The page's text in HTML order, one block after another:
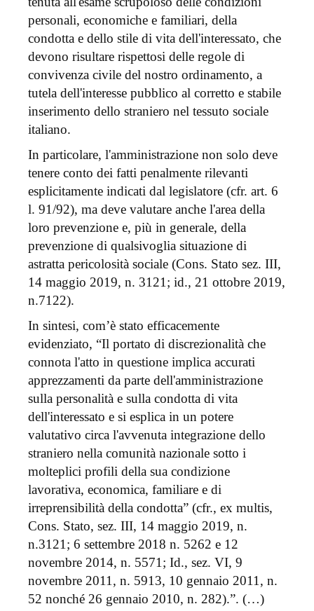
personali, economiche e familiari, della
condotta e dello stile di vita dell'interessato, che
devono risultare rispettosi delle regole di
convivenza civile del nostro ordinamento, a
tutela dell'interesse pubblico al corretto e stabile
inserimento dello straniero nel tessuto sociale
italiano.
In particolare, l'amministrazione non solo deve
tenere conto dei fatti penalmente rilevanti
esplicitamente indicati dal legislatore (cfr. art. 6
l. 91/92), ma deve valutare anche l'area della
loro prevenzione e, più in generale, della
prevenzione di qualsivoglia situazione di
astratta pericolosità sociale (Cons. Stato sez. III,
14 maggio 2019, n. 3121; id., 21 ottobre 2019,
n.7122).
In sintesi, com’è stato efficacemente
evidenziato, “Il portato di discrezionalità che
connota l'atto in questione implica accurati
apprezzamenti da parte dell'amministrazione
sulla personalità e sulla condotta di vita
dell'interessato e si esplica in un potere
valutativo circa l'avvenuta integrazione dello
straniero nella comunità nazionale sotto i
molteplici profili della sua condizione
lavorativa, economica, familiare e di
irreprensibilità della condotta” (cfr., ex multis,
Cons. Stato, sez. III, 14 maggio 2019, n.
n.3121; 6 settembre 2018 n. 5262 e 12
novembre 2014, n. 5571; Id., sez. VI, 9
novembre 2011, n. 5913, 10 gennaio 2011, n.
52 nonché 26 gennaio 2010, n. 282).”. (…)